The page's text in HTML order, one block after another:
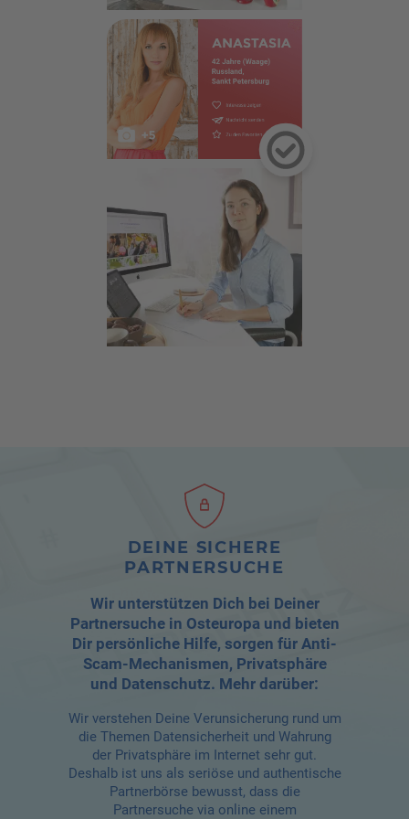
DEINE SICHERE
PARTNERSUCHE
Wir unterstützen Dich bei Deiner
Partnersuche in Osteuropa und bieten
Dir persönliche Hilfe, sorgen für Anti-
Scam-Mechanismen, Privatsphäre
und Datenschutz. Mehr darüber:
Wir verstehen Deine Verunsicherung rund um
die Themen Datensicherheit und Wahrung
der Privatsphäre im Internet sehr gut.
Deshalb ist uns als seriöse und authentische
Partnerbörse bewusst, dass die
Partnersuche via online einem